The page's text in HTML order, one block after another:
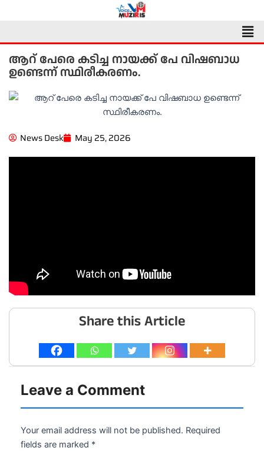
ആറ് പേരെ കടിച്ച നായക്ക് പേ വിഷബാധ
ഉണ്ടെന്ന് സ്ഥിരീകരണം.
News Desk May 25, 2026
Share this Article
Leave a Comment
Your email address will not be published. Required
fields are marked *